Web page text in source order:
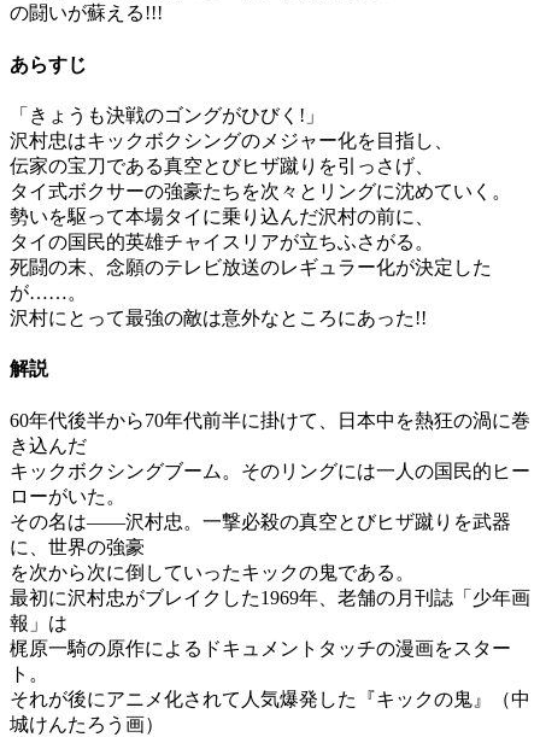
の闘いが蘇える!!!
あらすじ
「きょうも決戦のゴングがひびく!」
沢村忠はキックボクシングのメジャー化を目指し、
伝家の宝刀である真空とびヒザ蹴りを引っさげ、
タイ式ボクサーの強豪たちを次々とリングに沈めていく。
勢いを駆って本場タイに乗り込んだ沢村の前に、
タイの国民的英雄チャイスリアが立ちふさがる。
死闘の末、念願のテレビ放送のレギュラー化が決定した
が……。
沢村にとって最強の敵は意外なところにあった!!
解説
60年代後半から70年代前半に掛けて、日本中を熱狂の渦に巻
き込んだ
キックボクシングブーム。そのリングには一人の国民的ヒー
ローがいた。
その名は――沢村忠。一撃必殺の真空とびヒザ蹴りを武器
に、世界の強豪
を次から次に倒していったキックの鬼である。
最初に沢村忠がブレイクした1969年、老舗の月刊誌「少年画
報」は
梶原一騎の原作によるドキュメントタッチの漫画をスター
ト。
それが後にアニメ化されて人気爆発した『キックの鬼』（中
城けんたろう画）